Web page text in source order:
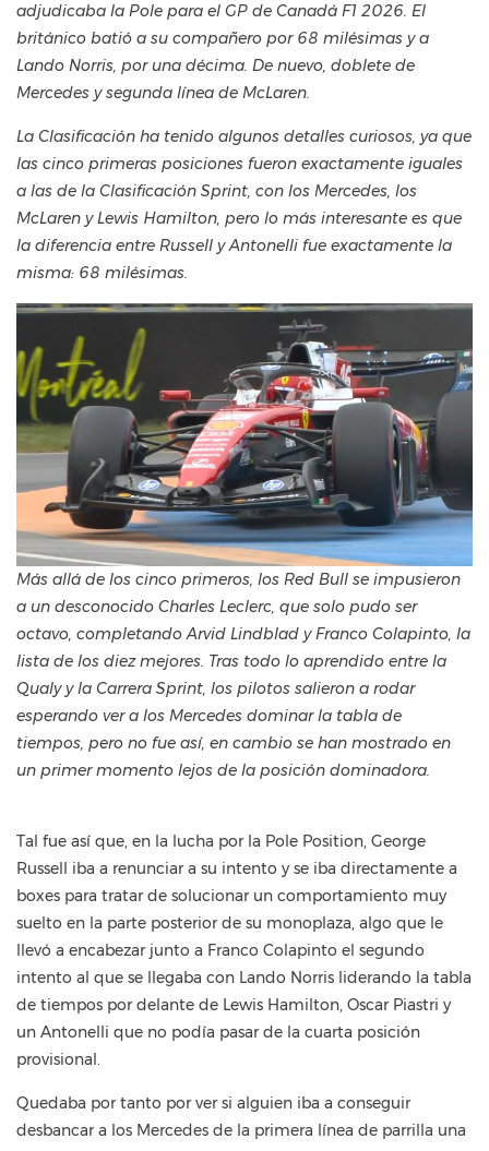
adjudicaba la Pole para el GP de Canadá F1 2026. El
británico batió a su compañero por 68 milésimas y a
Lando Norris, por una décima. De nuevo, doblete de
Mercedes y segunda línea de McLaren.
La Clasificación ha tenido algunos detalles curiosos, ya que
las cinco primeras posiciones fueron exactamente iguales
a las de la Clasificación Sprint, con los Mercedes, los
McLaren y Lewis Hamilton, pero lo más interesante es que
la diferencia entre Russell y Antonelli fue exactamente la
misma: 68 milésimas.
Más allá de los cinco primeros, los Red Bull se impusieron
a un desconocido Charles Leclerc, que solo pudo ser
octavo, completando Arvid Lindblad y Franco Colapinto, la
lista de los diez mejores. Tras todo lo aprendido entre la
Qualy y la Carrera Sprint, los pilotos salieron a rodar
esperando ver a los Mercedes dominar la tabla de
tiempos, pero no fue así, en cambio se han mostrado en
un primer momento lejos de la posición dominadora.
Tal fue así que, en la lucha por la Pole Position, George
Russell iba a renunciar a su intento y se iba directamente a
boxes para tratar de solucionar un comportamiento muy
suelto en la parte posterior de su monoplaza, algo que le
llevó a encabezar junto a Franco Colapinto el segundo
intento al que se llegaba con Lando Norris liderando la tabla
de tiempos por delante de Lewis Hamilton, Oscar Piastri y
un Antonelli que no podía pasar de la cuarta posición
provisional.
Quedaba por tanto por ver si alguien iba a conseguir
desbancar a los Mercedes de la primera línea de parrilla una